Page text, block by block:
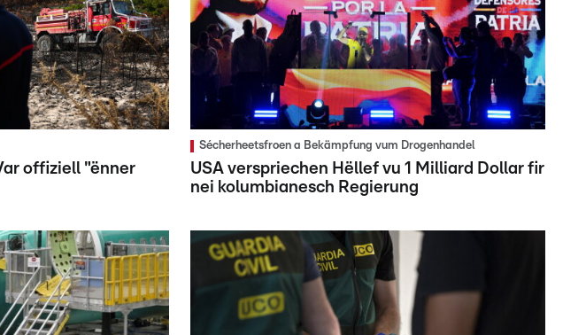
offiziell "ënner
Sécherheetsfroen a Bekämpfung vum Drogenhandel
USA verspriechen Hëllef vu 1 Milliard Dollar fir
nei kolumbianesch Regierung